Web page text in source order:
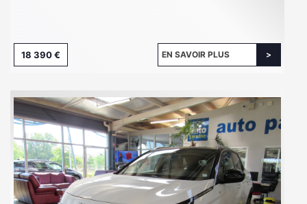
18 390 € EN SAVOIR PLUS